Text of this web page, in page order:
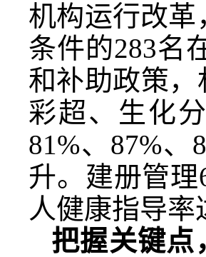
机构运行改革
条件的283名
和补助政策
彩超、生化
81%、87%
升。建册管
人健康指导率
把握关键点